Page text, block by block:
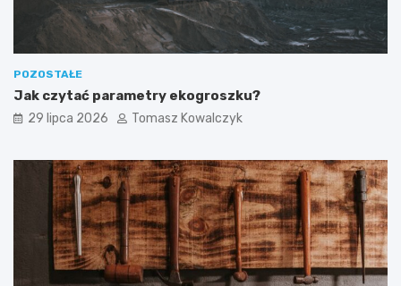
POZOSTAŁE
Jak czytać parametry ekogroszku?
29 lipca 2026 Tomasz Kowalczyk